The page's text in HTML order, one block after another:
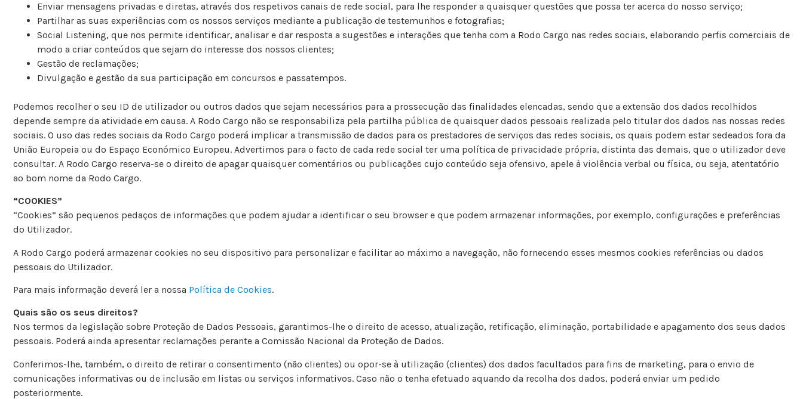
Enviar mensagens privadas e diretas, através dos respetivos canais de rede social, para lhe responder a quaisquer questões que possa ter acerca do nosso serviço;
Partilhar as suas experiências com os nossos serviços mediante a publicação de testemunhos e fotografias;
Social Listening, que nos permite identificar, analisar e dar resposta a sugestões e interações que tenha com a Rodo Cargo nas redes sociais, elaborando perfis comerciais de
modo a criar conteúdos que sejam do interesse dos nossos clientes;
Gestão de reclamações;
Divulgação e gestão da sua participação em concursos e passatempos.
Podemos recolher o seu ID de utilizador ou outros dados que sejam necessários para a prossecução das finalidades elencadas, sendo que a extensão dos dados recolhidos
depende sempre da atividade em causa. A Rodo Cargo não se responsabiliza pela partilha pública de quaisquer dados pessoais realizada pelo titular dos dados nas nossas redes
sociais. O uso das redes sociais da Rodo Cargo poderá implicar a transmissão de dados para os prestadores de serviços das redes sociais, os quais podem estar sedeados fora da
União Europeia ou do Espaço Económico Europeu. Advertimos para o facto de cada rede social ter uma política de privacidade própria, distinta das demais, que o utilizador deve
consultar. A Rodo Cargo reserva-se o direito de apagar quaisquer comentários ou publicações cujo conteúdo seja ofensivo, apele à violência verbal ou física, ou seja, atentatório
ao bom nome da Rodo Cargo.
“COOKIES”
“Cookies” são pequenos pedaços de informações que podem ajudar a identificar o seu browser e que podem armazenar informações, por exemplo, configurações e preferências
do Utilizador.
A Rodo Cargo poderá armazenar cookies no seu dispositivo para personalizar e facilitar ao máximo a navegação, não fornecendo esses mesmos cookies referências ou dados
pessoais do Utilizador.
Para mais informação deverá ler a nossa Política de Cookies.
Quais são os seus direitos?
Nos termos da legislação sobre Proteção de Dados Pessoais, garantimos-lhe o direito de acesso, atualização, retificação, eliminação, portabilidade e apagamento dos seus dados
pessoais. Poderá ainda apresentar reclamações perante a Comissão Nacional da Proteção de Dados.
Conferimos-lhe, também, o direito de retirar o consentimento (não clientes) ou opor-se à utilização (clientes) dos dados facultados para fins de marketing, para o envio de
comunicações informativas ou de inclusão em listas ou serviços informativos. Caso não o tenha efetuado aquando da recolha dos dados, poderá enviar um pedido
posteriormente.